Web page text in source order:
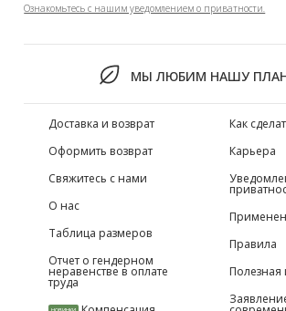
Ознакомьтесь с нашим уведомлением о приватности.
МЫ ЛЮБИМ НАШУ
Доставка и возврат
Оформить возврат
Свяжитесь с нами
О нас
Таблица размеров
Отчет о гендерном
неравенстве в оплате
труда
Как
Карьера
Правила